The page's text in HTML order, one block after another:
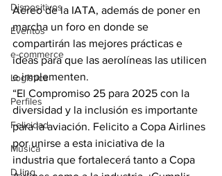
Dispositivos
Eventos
e-commerce
Logística
Perfiles
Felicidad
Música
DJing
Aéreo de la IATA, además de poner en
marcha un foro en donde se
compartirán las mejores prácticas e
ideas para que las aerolíneas las utilicen
e implementen.
“El Compromiso 25 para 2025 con la
diversidad y la inclusión es importante
para la aviación. Felicito a Copa Airlines
por unirse a esta iniciativa de la
industria que fortalecerá tanto a Copa